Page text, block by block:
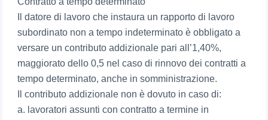
Il datore di lavoro che instaura un rapporto di lavoro
subordinato non a tempo indeterminato è obbligato a
versare un contributo addizionale pari all’1,40%,
maggiorato dello 0,5 nel caso di rinnovo dei contratti a
tempo determinato, anche in somministrazione.
Il contributo addizionale non è dovuto in caso di:
a. lavoratori assunti con contratto a termine in